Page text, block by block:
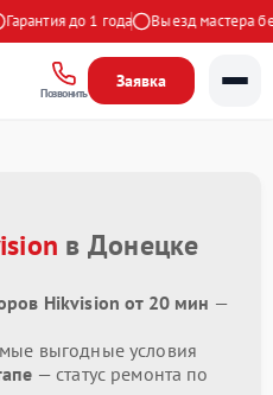
до 1 года Выезд мастера
Позвонить
Заявка
в Донецке
Hikvision от 20 мин —
выгодные условия
— статус ремонта по